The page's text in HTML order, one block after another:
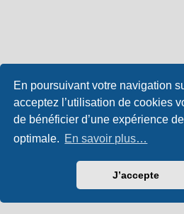
En poursuivant votre navigation
acceptez l’utilisation de cookies
de bénéficier d’une expérience
optimale. En savoir plus…
J’accepte